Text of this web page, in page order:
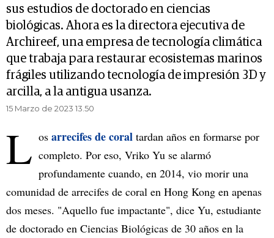
sus estudios de doctorado en ciencias
biológicas. Ahora es la directora ejecutiva de
Archireef, una empresa de tecnología climática
que trabaja para restaurar ecosistemas marinos
frágiles utilizando tecnología de impresión 3D y
arcilla, a la antigua usanza.
15 Marzo de 2023 13.50
L os arrecifes de coral tardan años en formarse por
completo. Por eso, Vriko Yu se alarmó
profundamente cuando, en 2014, vio morir una
comunidad de arrecifes de coral en Hong Kong en apenas
dos meses. "Aquello fue impactante", dice Yu, estudiante
de doctorado en Ciencias Biológicas de 30 años en la